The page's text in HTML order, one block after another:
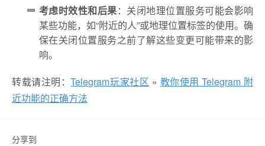
考虑时效性和后果：关闭地理位置服务可能会影响
某些功能，如“附近的人”或地理位置标签的使用。确
保在关闭位置服务之前了解这些变更可能带来的影
响。
转载请注明：Telegram玩家社区 » 教你使用 Telegram 附
近功能的正确方法
分享到